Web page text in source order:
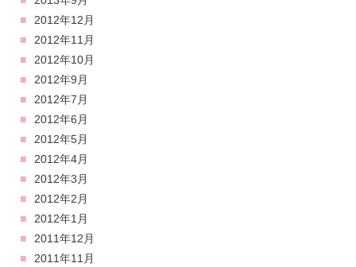
2012年12月
2012年11月
2012年10月
2012年9月
2012年7月
2012年6月
2012年5月
2012年4月
2012年3月
2012年2月
2012年1月
2011年12月
2011年11月